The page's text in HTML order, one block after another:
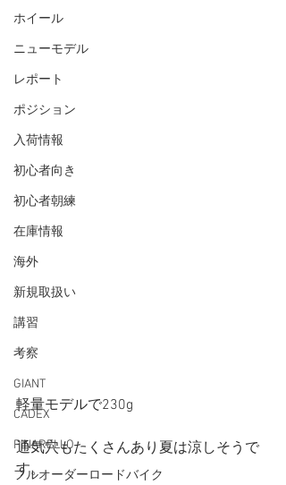
ホイール
ニューモデル
レポート
ポジション
入荷情報
初心者向き
初心者朝練
在庫情報
海外
新規取扱い
講習
考察
GIANT
CADEX
PINARELLO
フルオーダーロードバイク
軽量モデルで230g
通気穴もたくさんあり夏は涼しそうで
す。